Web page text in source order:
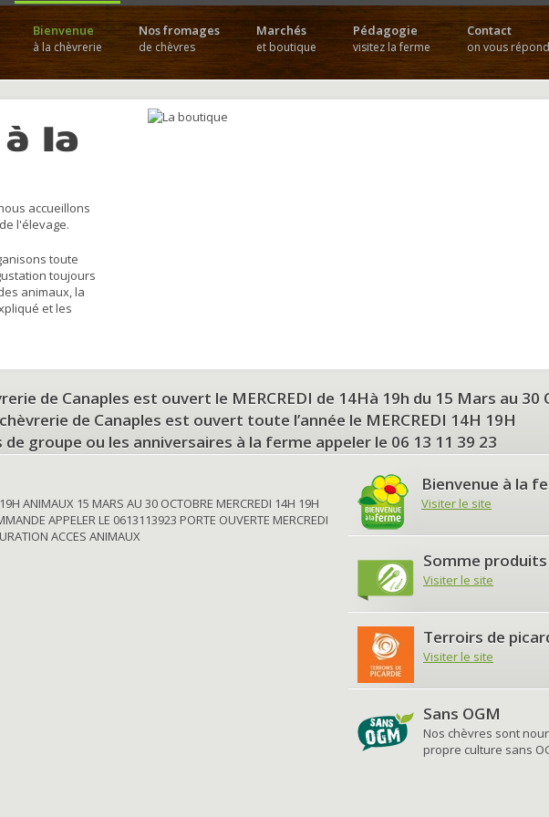
Bienvenue
à la chèvrerie
Nos fromages
de chèvres
Marchés
et boutique
Pédagogie
visitez la ferme
Contact
on vous
à la
accueillons
l'élevage.
toute
toujours
animaux, la
et les
de Canaples est ouvert le MERCREDI de 14Hà 19h du 15 Mars au 30
de Canaples est ouvert toute l’année le MERCREDI 14H 19H
de groupe ou les anniversaires à la ferme appeler le 06 13 11 39 23
ANIMAUX 15 MARS AU 30 OCTOBRE MERCREDI 14H 19H
APPELER LE 0613113923 PORTE OUVERTE MERCREDI
ACCES ANIMAUX
Bienvenue à la
Visiter le site
Somme
Visiter le site
Terroirs de
Visiter le site
Sans OGM
Nos chèvres sont
propre culture sans